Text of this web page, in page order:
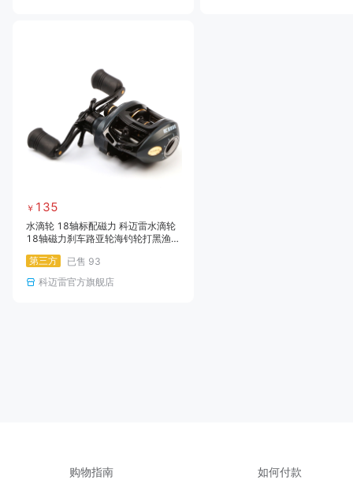
￥ 135
水滴轮 18轴标配磁力 科迈雷水滴轮
18轴磁力刹车路亚轮海钓轮打黑渔轮
第三方
已售 93
科迈雷官方旗舰店
购物指南 如何付款